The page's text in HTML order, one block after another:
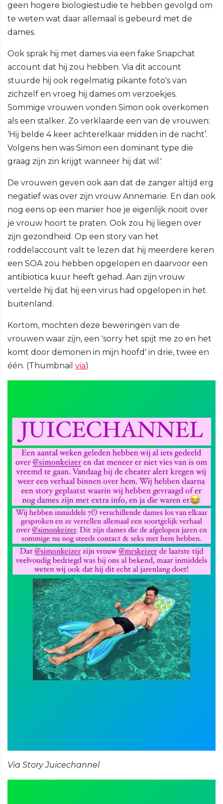
geen hogere biologiestudie te hebben gevolgd om
te weten wat daar allemaal is gebeurd met de
dames.
Ook sprak hij met dames via een fake Snapchat
account dat hij zou hebben. Via dit account
stuurde hij ook regelmatig pikante foto's van
zichzelf en vroeg hij dames om verzoekjes.
Sommige vrouwen vonden Simon ook overkomen
als een stalker. Zo verklaarde een van de vrouwen:
‘Hij belde 4 keer achterelkaar midden in de nacht’.
Volgens hen was Simon een dominant type die
graag zijn zin krijgt wanneer hij dat wil.'
De vrouwen geven ook aan dat de zanger altijd erg
negatief was over zijn vrouw Annemarie. En dan ook
nog eens op een manier hoe je eigenlijk nooit over
je vrouw hoort te praten. Ook zou hij liegen over
zijn gezondheid. Op een story van het
roddelaccount valt te lezen dat hij meerdere keren
een SOA zou hebben opgelopen en daarvoor een
antibiotica kuur heeft gehad. Aan zijn vrouw
vertelde hij dat hij een virus had opgelopen in het
buitenland.
Kortom, mochten deze beweringen van de
vrouwen waar zijn, een 'sorry het spijt me zo en het
komt door demonen in mijn hoofd' in drie, twee en
één. (Thumbnail via)
Via Story Juicechannel